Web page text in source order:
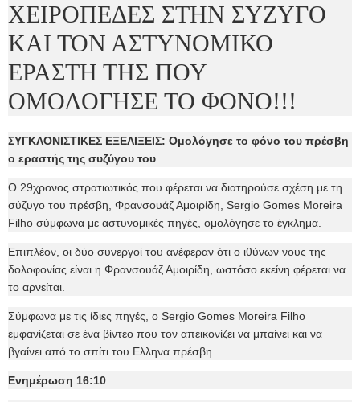
ΧΕΙΡΟΠΕΔΕΣ ΣΤΗΝ ΣΥΖΥΓΟ
ΚΑΙ ΤΟΝ ΑΣΤΥΝΟΜΙΚΟ
ΕΡΑΣΤΗ ΤΗΣ ΠΟΥ
ΟΜΟΛΟΓΗΣΕ ΤΟ ΦΟΝΟ!!!
ΣΥΓΚΛΟΝΙΣΤΙΚΕΣ ΕΞΕΛΙΞΕΙΣ: Ομολόγησε το φόνο του πρέσβη
ο εραστής της συζύγου του
Ο 29χρονος στρατιωτικός που φέρεται να διατηρούσε σχέση με τη
σύζυγο του πρέσβη, Φρανσουάζ Αμοιρίδη, Sergio Gomes Moreira
Filho σύμφωνα με αστυνομικές πηγές, ομολόγησε το έγκλημα.
Επιπλέον, οι δύο συνεργοί του ανέφεραν ότι ο ιθύνων νους της
δολοφονίας είναι η Φρανσουάζ Αμοιρίδη, ωστόσο εκείνη φέρεται να
το αρνείται.
Σύμφωνα με τις ίδιες πηγές, ο Sergio Gomes Moreira Filho
εμφανίζεται σε ένα βίντεο που τον απεικονίζει να μπαίνει και να
βγαίνει από το σπίτι του Ελληνα πρέσβη.
Ενημέρωση 16:10